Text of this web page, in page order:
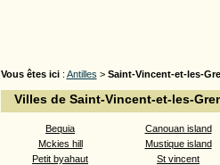
Vous êtes ici : Antilles > Saint-Vincent-et-les-
Villes de Saint-Vincent-et-les-
Bequia Canouan island
Mckies hill
Mustique island
Petit byahaut
St vincent